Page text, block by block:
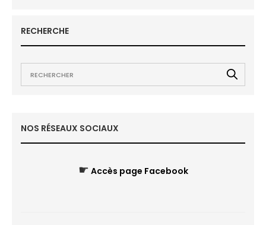
RECHERCHE
NOS RÉSEAUX SOCIAUX
☛ Accès page Facebook